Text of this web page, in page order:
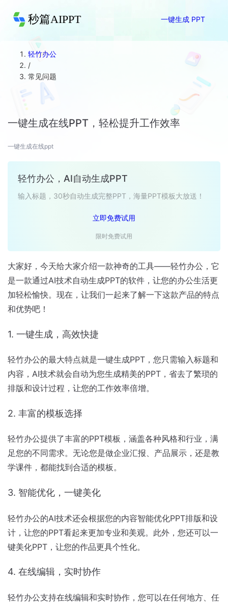
秒篇AIPPT 一键生成 PPT
轻竹办公
/
常见问题
一键生成在线PPT，轻松提升工作效率
一键生成在线ppt
轻竹办公，AI自动生成PPT
输入标题，30秒自动生成完整PPT，海量PPT模板大放送！
立即免费试用
限时免费试用
大家好，今天给大家介绍一款神奇的工具——轻竹办公，它
是一款通过AI技术自动生成PPT的软件，让您的办公生活更
加轻松愉快。现在，让我们一起来了解一下这款产品的特点
和优势吧！
1. 一键生成，高效快捷
轻竹办公的最大特点就是一键生成PPT，您只需输入标题和
内容，AI技术就会自动为您生成精美的PPT，省去了繁琐的
排版和设计过程，让您的工作效率倍增。
2. 丰富的模板选择
轻竹办公提供了丰富的PPT模板，涵盖各种风格和行业，满
足您的不同需求。无论您是做企业汇报、产品展示，还是教
学课件，都能找到合适的模板。
3. 智能优化，一键美化
轻竹办公的AI技术还会根据您的内容智能优化PPT排版和设
计，让您的PPT看起来更加专业和美观。此外，您还可以一
键美化PPT，让您的作品更具个性化。
4. 在线编辑，实时协作
轻竹办公支持在线编辑和实时协作，您可以在任何地方、任